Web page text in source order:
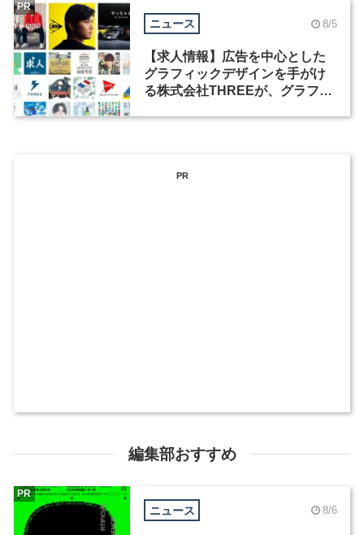
ニュース 8/5
【求人情報】広告を中心とした
グラフィックデザインを手がけ
る株式会社THREEが、グラフィ
PR
PR
編集部おすすめ
ニュース 8/6
PR